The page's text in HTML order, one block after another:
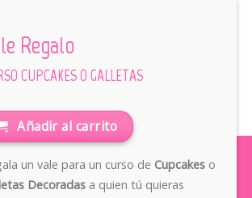
Regalo
CUPCAKES O GALLETAS
Añadir al carrito
un vale para un curso de Cupcakeso
Decoradasa quien tú quieras